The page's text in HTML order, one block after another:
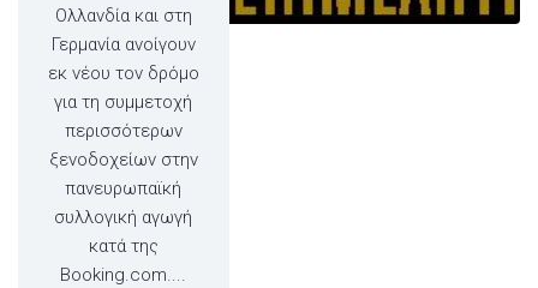
Ολλανδία και στη
Γερμανία ανοίγουν
εκ νέου τον δρόμο
για τη συμμετοχή
περισσότερων
ξενοδοχείων στην
πανευρωπαϊκή
συλλογική αγωγή
κατά της
Booking.com....